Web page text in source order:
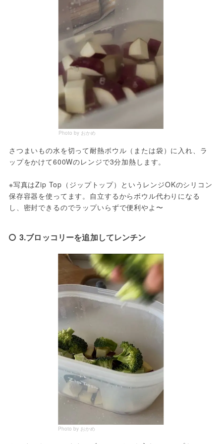
Photo by おかめ
さつまいもの水を切って耐熱ボウル（または袋）に入れ、ラ
ップをかけて600Wのレンジで3分加熱します。
※写真はZip Top（ジップトップ）というレンジOKのシリコン
保存容器を使ってます。自立するからボウル代わりになる
し、密封できるのでラップいらずで便利やよ〜
3.ブロッコリーを追加してレンチン
Photo by おかめ